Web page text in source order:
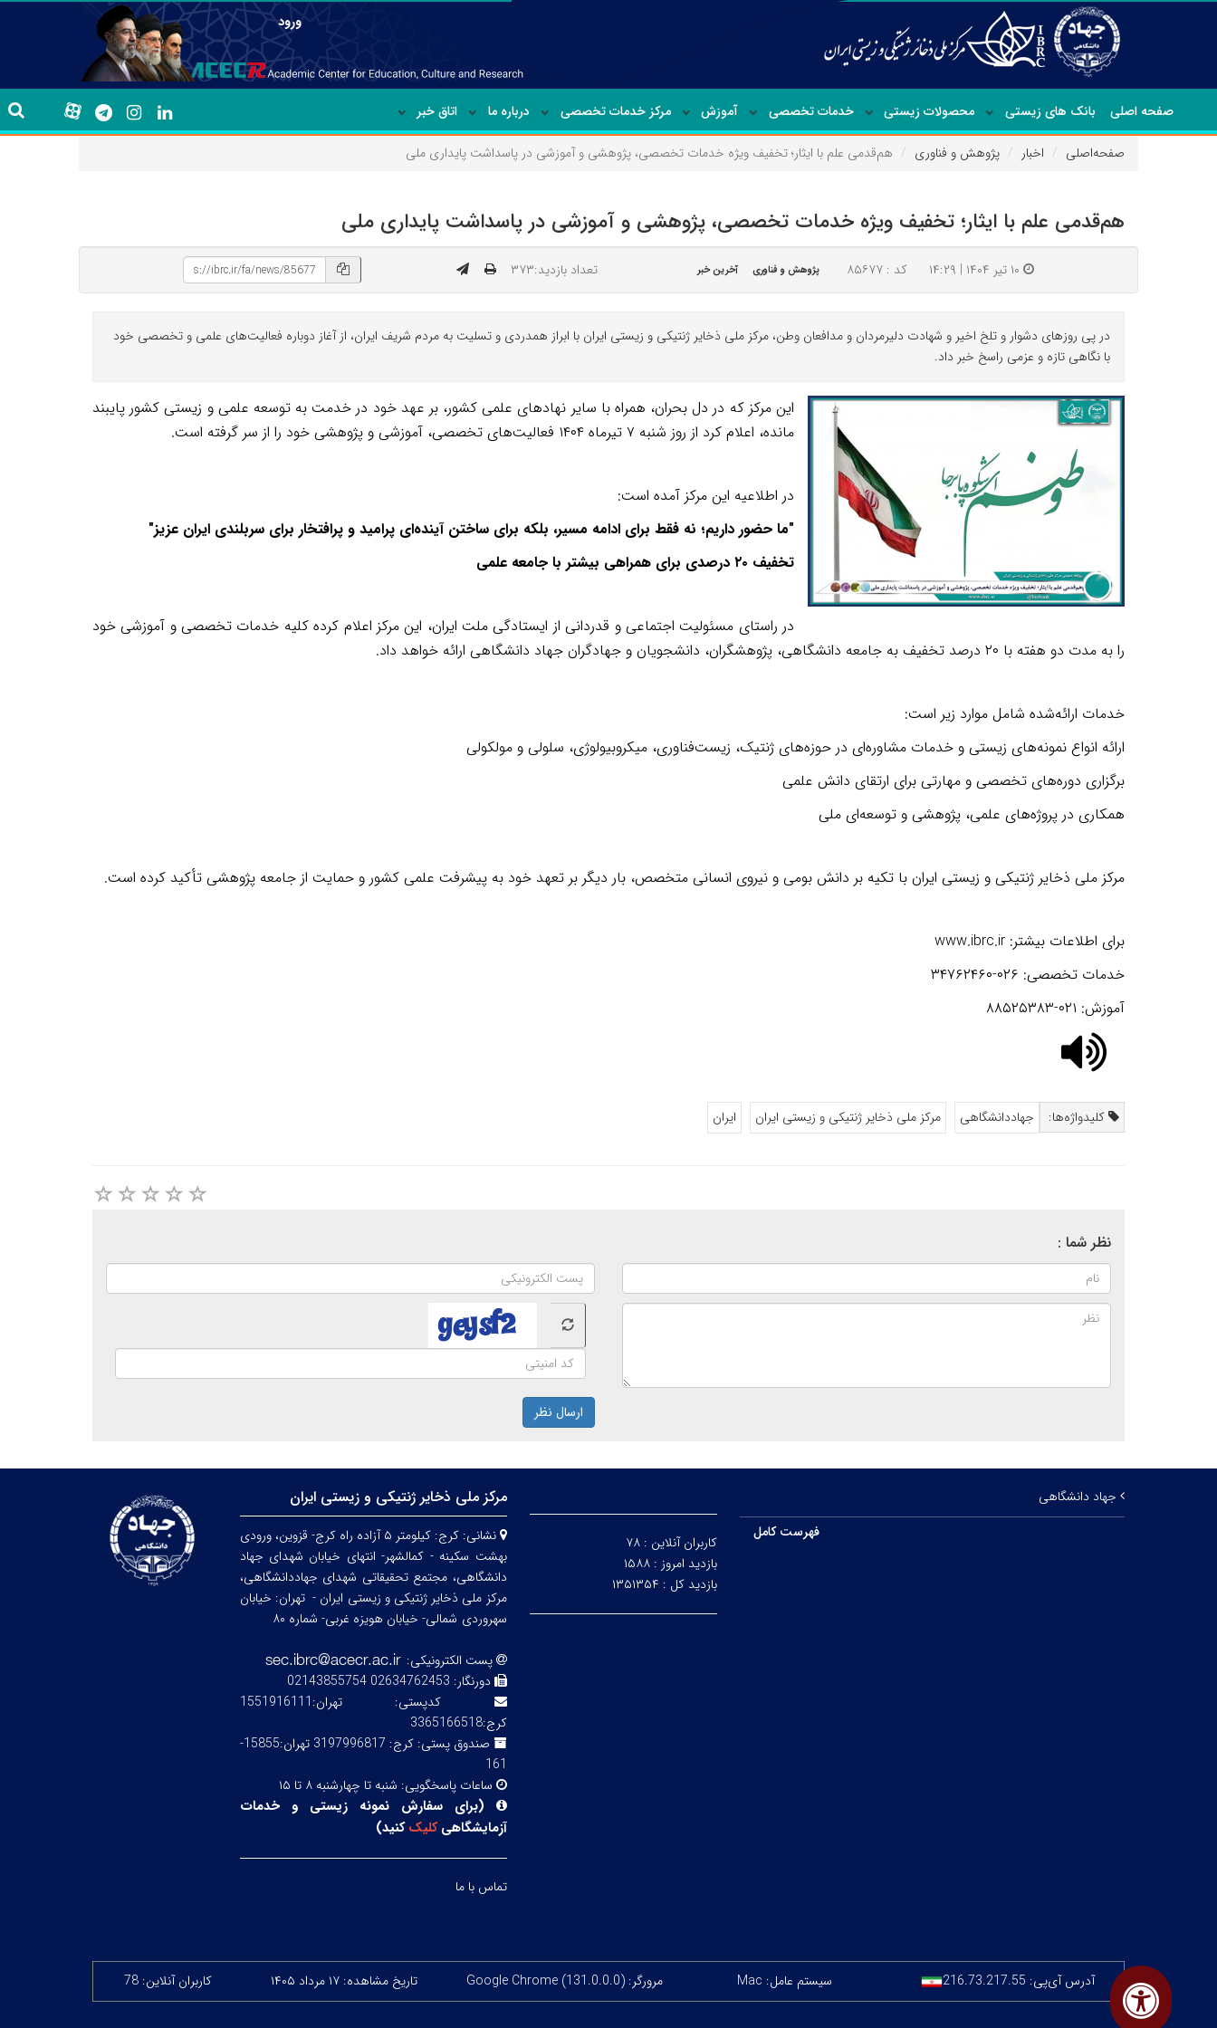
ورود
صفحه اصلی بانک های زیستی محصولات زیستی خدمات تخصصی آموزش مرکز خدمات تخصصی درباره ما اتاق خبر
صفحه‌اصلی اخبار پژوهش و فناوری هم‌قدمی علم با ایثار؛ تخفیف ویژه خدمات تخصصی، پژوهشی و آموزشی در پاسداشت پایداری ملی
هم‌قدمی علم با ایثار؛ تخفیف ویژه خدمات تخصصی، پژوهشی و آموزشی در پاسداشت پایداری ملی
۱۰ تیر ۱۴۰۴ | ۱۴:۲۹ کد : ۸۵۶۷۷ پژوهش و فناوری آخرین خبر تعداد بازدید:۳۷۳
در پی روزهای دشوار و تلخ اخیر و شهادت دلیرمردان و مدافعان وطن، مرکز ملی ذخایر ژنتیکی و زیستی ایران با ابراز همدردی و تسلیت به مردم شریف ایران، از آغاز دوباره فعالیت‌های علمی و تخصصی خود
با نگاهی تازه و عزمی راسخ خبر داد.
این مرکز که در دل بحران، همراه با سایر نهادهای علمی کشور، بر عهد خود در خدمت به توسعه علمی و زیستی کشور پایبند
مانده، اعلام کرد از روز شنبه ۷ تیرماه ۱۴۰۴ فعالیت‌های تخصصی، آموزشی و پژوهشی خود را از سر گرفته است.
در اطلاعیه این مرکز آمده است:
"ما حضور داریم؛ نه فقط برای ادامه مسیر، بلکه برای ساختن آینده‌ای پرامید و پرافتخار برای سربلندی ایران عزیز"
تخفیف ۲۰ درصدی برای همراهی بیشتر با جامعه علمی
در راستای مسئولیت اجتماعی و قدردانی از ایستادگی ملت ایران، این مرکز اعلام کرده کلیه خدمات تخصصی و آموزشی خود
را به مدت دو هفته با ۲۰ درصد تخفیف به جامعه دانشگاهی، پژوهشگران، دانشجویان و جهادگران جهاد دانشگاهی ارائه خواهد داد.
خدمات ارائه‌شده شامل موارد زیر است:
ارائه انواع نمونه‌های زیستی و خدمات مشاوره‌ای در حوزه‌های ژنتیک، زیست‌فناوری، میکروبیولوژی، سلولی و مولکولی
برگزاری دوره‌های تخصصی و مهارتی برای ارتقای دانش علمی
همکاری در پروژه‌های علمی، پژوهشی و توسعه‌ای ملی
مرکز ملی ذخایر ژنتیکی و زیستی ایران با تکیه بر دانش بومی و نیروی انسانی متخصص، بار دیگر بر تعهد خود به پیشرفت علمی کشور و حمایت از جامعه پژوهشی تأکید کرده است.
برای اطلاعات بیشتر:
www.ibrc.ir
خدمات تخصصی: ۰۲۶-۳۴۷۶۲۴۶۰
آموزش: ۰۲۱-۸۸۵۲۵۳۸۳
کلیدواژه‌ها: جهاددانشگاهی مرکز ملی ذخایر ژنتیکی و زیستی ایران ایران
نظر شما :
ارسال نظر
جهاد دانشگاهی
فهرست کامل
کاربران آنلاین : ۷۸
بازدید امروز : ۱۵۸۸
بازدید کل : ۱۳۵۱۳۵۴
مرکز ملی ذخایر ژنتیکی و زیستی ایران
نشانی:
کرج: کیلومتر ۵ آزاده راه کرج- قزوین، ورودی
بهشت سکینه - کمالشهر- انتهای خیابان شهدای جهاد
دانشگاهی، مجتمع تحقیقاتی شهدای جهاددانشگاهی،
مرکز ملی ذخایر ژنتیکی و زیستی ایران - تهران: خیابان
سهروردی شمالی- خیابان هویزه غربی- شماره ۸۰
پست الکترونیکی:
دورنگار: 02634762453 02143855754
کدپستی:
تهران:1551916111
کرج:3365166518
صندوق پستی:
کرج: 3197996817 تهران:15855-
161
ساعات پاسخگویی: شنبه تا چهارشنبه ۸ تا ۱۵
(برای سفارش نمونه زیستی و خدمات
آزمایشگاهیکلیککنید)
تماس با ما
آدرس آی‌پی: 216.73.217.55 سیستم عامل: Mac مرورگر: Google Chrome (131.0.0.0) تاریخ مشاهده: ۱۷ مرداد ۱۴۰۵ کاربران آنلاین: 78